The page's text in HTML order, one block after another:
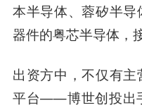
本半导体、蓉矽半
器件的粤芯半导体，
出资方中，不仅有
平台——博世创投出